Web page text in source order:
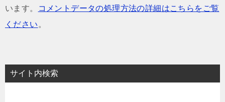
います。
コメントデータの処理方法の詳細はこちらをご覧
ください 。
サイト内検索